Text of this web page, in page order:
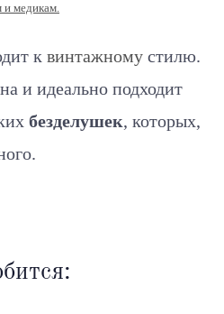
и медикам.
к винтажному стилю.
и идеально подходит
безделушек, которых,